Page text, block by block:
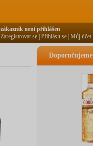
Doporučujeme
zákazník není přihlášen
Zaregistrovat se Přihlásit se Můj účet